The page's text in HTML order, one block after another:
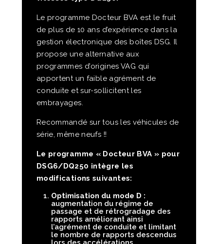
Le programme Docteur BVA est le fruit
de plus de 10 ans d’expérience dans la
gestion électronique des boîtes DSG. Il
propose une alternative aux
programmes d’origines VAG qui
apportent un faible agrément de
conduite et sur-sollicitent les
embrayages.
Recommandé sur tous les véhicules de
série, même neufs !!
Le programme « Docteur BVA » pour
DSG6/DQ250 intègre les
modifications suivantes:
Optimisation du mode D :
augmentation du régime de
passage et de rétrogradage des
rapports améliorant ainsi
l’agrément de conduite et limitant
le nombre de rapports descendus